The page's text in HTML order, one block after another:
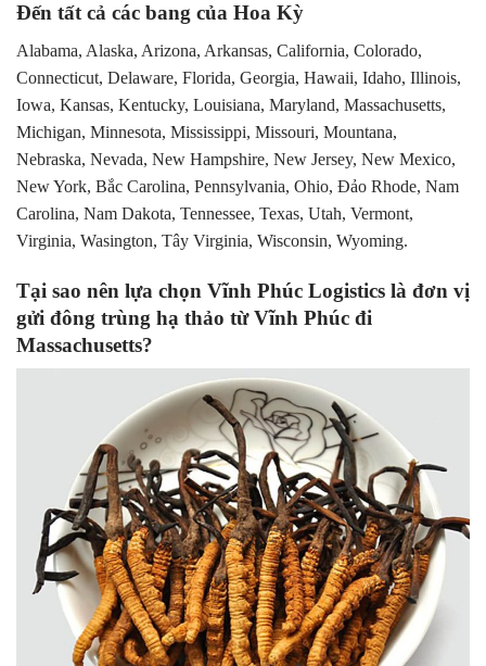
Đến tất cả các bang của Hoa Kỳ
Alabama, Alaska, Arizona, Arkansas, California, Colorado,
Connecticut, Delaware, Florida, Georgia, Hawaii, Idaho, Illinois,
Iowa, Kansas, Kentucky, Louisiana, Maryland, Massachusetts,
Michigan, Minnesota, Mississippi, Missouri, Mountana,
Nebraska, Nevada, New Hampshire, New Jersey, New Mexico,
New York, Bắc Carolina, Pennsylvania, Ohio, Đảo Rhode, Nam
Carolina, Nam Dakota, Tennessee, Texas, Utah, Vermont,
Virginia, Wasington, Tây Virginia, Wisconsin, Wyoming.
Tại sao nên lựa chọn Vĩnh Phúc Logistics là đơn vị
gửi đông trùng hạ thảo từ Vĩnh Phúc đi
Massachusetts?